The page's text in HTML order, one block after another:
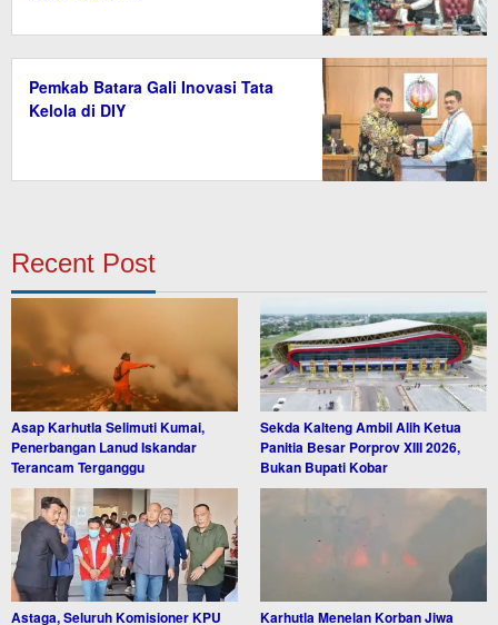
Pemkab Batara Gali Inovasi Tata
Kelola di DIY
Recent Post
Asap Karhutla Selimuti Kumai,
Penerbangan Lanud Iskandar
Terancam Terganggu
Sekda Kalteng Ambil Alih Ketua
Panitia Besar Porprov XIII 2026,
Bukan Bupati Kobar
Astaga, Seluruh Komisioner KPU
Karhutla Menelan Korban Jiwa